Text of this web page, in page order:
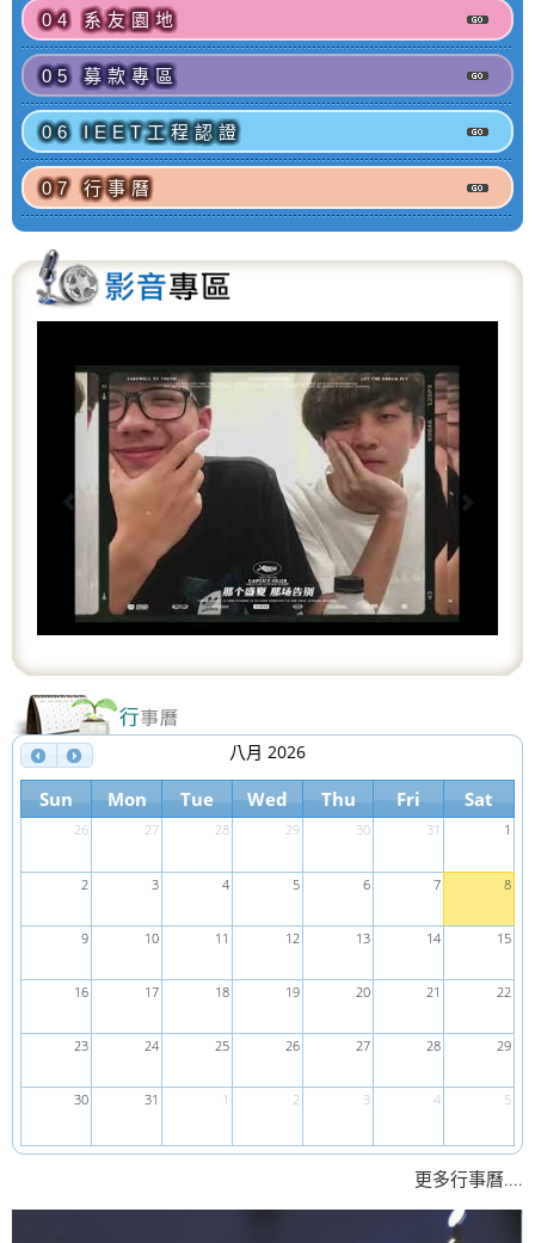
04 系友園地
05 募款專區
06 IEET工程認證
07 行事曆
r
e
o
八月 2026
Sun Mon Tue Wed Thu Fri Sat
26 27 28 29 30 31 1
2 3 4 5 6 7 8
9 10 11 12 13 14 15
16 17 18 19 20 21 22
23 24 25 26 27 28 29
30 31 1 2 3 4 5
更多行事曆....